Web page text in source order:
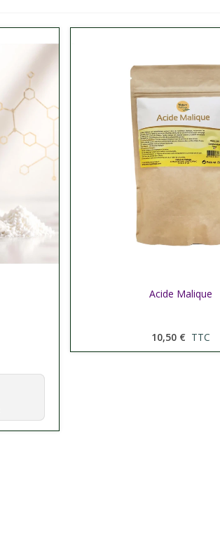
Afficher plusAcide Malique
10,50 € TTC